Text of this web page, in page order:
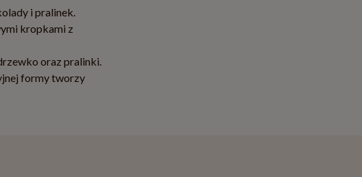
i pralinek.
kropkami z
oraz pralinki.
formy tworzy